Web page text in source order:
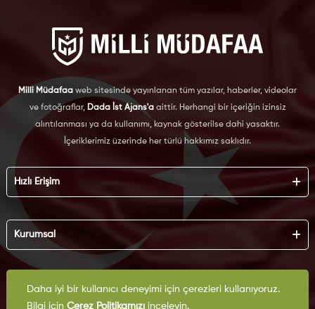
Milli Müdafaa web sitesinde yayınlanan tüm yazılar, haberler, videolar
ve fotoğraflar, Dada İst Ajans'aaittir. Herhangi bir içeriğin izinsiz
alıntılanması ya da kullanımı, kaynak gösterilse dahi yasaktır.
İçeriklerimiz üzerinde her türlü hakkımız saklıdır.
Hızlı Erişim
Künye
Reklam
İletişim
Yazarlar
Kurumsal
KVKK
Çerez Politikası
Daha iyi bir kullanıcı deneyimi için çerezleri kullanıyoruz.
Bilgi için Çerez Politikamızıinceleyin.